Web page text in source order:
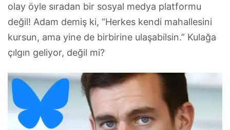
olay öyle sıradan bir sosyal medya platformu
değil! Adam demiş ki, “Herkes kendi mahallesini
kursun, ama yine de birbirine ulaşabilsin.” Kulağa
çılgın geliyor, değil mi?